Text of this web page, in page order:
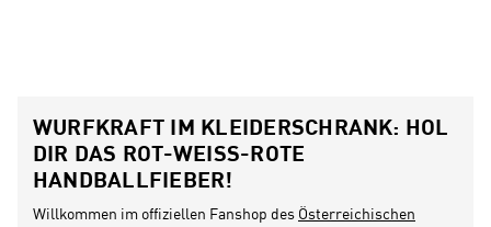
WURFKRAFT IM KLEIDERSCHRANK: HOL
DIR DAS ROT-WEISS-ROTE H
ANDBALLFIEBER!
Willkommen im offiziellen Fanshop des Österreichischen